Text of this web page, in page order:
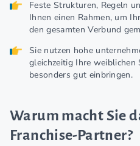
Feste Strukturen, Regeln
Ihnen einen Rahmen, um
den gesamten Verbund
Sie nutzen hohe
gleichzeitig Ihre weiblichen
besonders gut einbringen.
Warum macht Sie
Franchise-Partner?